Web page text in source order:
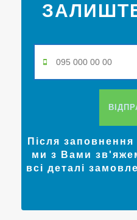
Після
ми з Вами
всі деталі